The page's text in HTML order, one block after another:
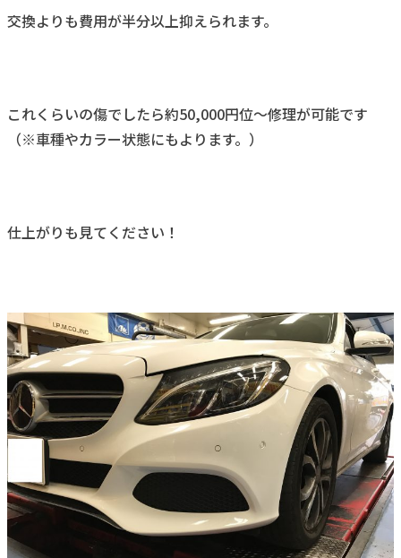
交換よりも費用が半分以上抑えられます。
これくらいの傷でしたら約50,000円位～修理が可能です
（※車種やカラー状態にもよります。）
仕上がりも見てください！